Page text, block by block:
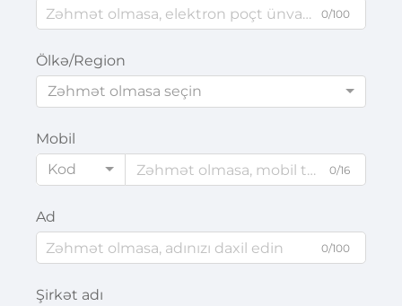
0/100
Ölkə/Region
Zəhmət olmasa seçin
Mobil
Kod
0/16
Ad
0/100
Şirkət adı